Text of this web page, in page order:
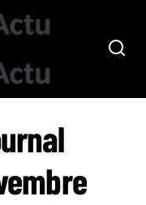
LES SALAIRES ET